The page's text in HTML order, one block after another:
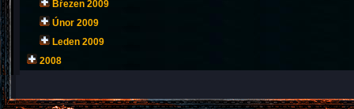
Březen 2009
Únor 2009
Leden 2009
2008